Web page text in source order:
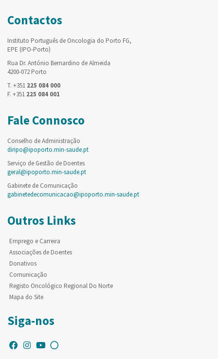
Contactos
Instituto Português de Oncologia do Porto FG,
EPE (IPO-Porto)
Rua Dr. António Bernardino de Almeida
4200-072 Porto
T. +351 225 084 000
F. +351 225 084 001
Fale Connosco
Conselho de Administração
diripo@ipoporto.min-saude.pt
Serviço de Gestão de Doentes
geral@ipoporto.min-saude.pt
Gabinete de Comunicação
gabinetedecomunicacao@ipoporto.min-saude.pt
Outros Links
Emprego e Carreira
Associações de Doentes
Donativos
Comunicação
Registo Oncológico Regional Do Norte
Mapa do Site
Siga-nos